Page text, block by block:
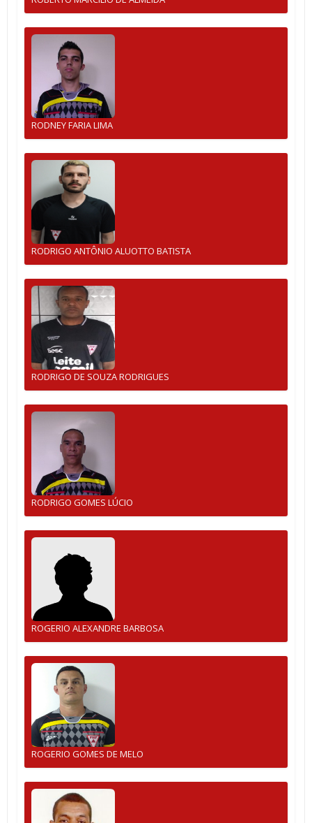
RODNEY FARIA LIMA
RODRIGO ANTÔNIO ALUOTTO BATISTA
RODRIGO DE SOUZA RODRIGUES
RODRIGO GOMES LÚCIO
ROGERIO ALEXANDRE BARBOSA
ROGERIO GOMES DE MELO